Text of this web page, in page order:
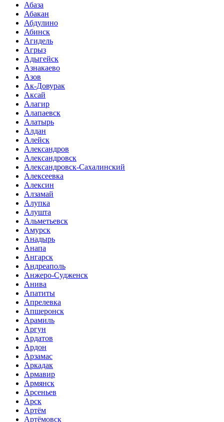
Абаза
Абакан
Абдулино
Абинск
Агидель
Агрыз
Адыгейск
Азнакаево
Азов
Ак-Довурак
Аксай
Алагир
Алапаевск
Алатырь
Алдан
Алейск
Александров
Александровск
Александровск-Сахалинский
Алексеевка
Алексин
Алзамай
Алупка
Алушта
Альметьевск
Амурск
Анадырь
Анапа
Ангарск
Андреаполь
Анжеро-Судженск
Анива
Апатиты
Апрелевка
Апшеронск
Арамиль
Аргун
Ардатов
Ардон
Арзамас
Аркадак
Армавир
Армянск
Арсеньев
Арск
Артём
Артёмовск